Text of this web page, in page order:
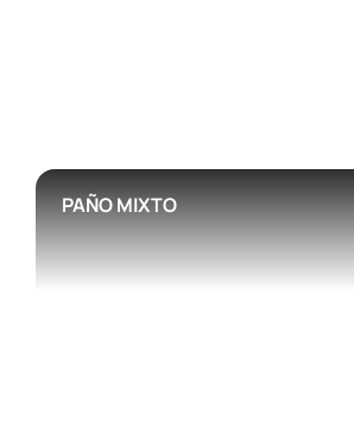
PAÑO MIXTO